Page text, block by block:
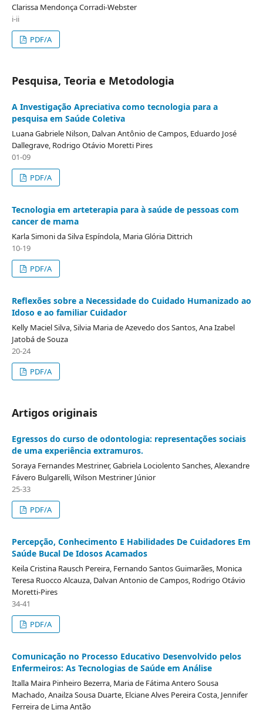
Clarissa Mendonça Corradi-Webster
i-ii
PDF/A
Pesquisa, Teoria e Metodologia
A Investigação Apreciativa como tecnologia para a
pesquisa em Saúde Coletiva
Luana Gabriele Nilson, Dalvan Antônio de Campos, Eduardo José
Dallegrave, Rodrigo Otávio Moretti Pires
01-09
PDF/A
Tecnologia em arteterapia para à saúde de pessoas com
cancer de mama
Karla Simoni da Silva Espíndola, Maria Glória Dittrich
10-19
PDF/A
Reflexões sobre a Necessidade do Cuidado Humanizado ao
Idoso e ao familiar Cuidador
Kelly Maciel Silva, Silvia Maria de Azevedo dos Santos, Ana Izabel
Jatobá de Souza
20-24
PDF/A
Artigos originais
Egressos do curso de odontologia: representações sociais
de uma experiência extramuros.
Soraya Fernandes Mestriner, Gabriela Lociolento Sanches, Alexandre
Fávero Bulgarelli, Wilson Mestriner Júnior
25-33
PDF/A
Percepção, Conhecimento E Habilidades De Cuidadores Em
Saúde Bucal De Idosos Acamados
Keila Cristina Rausch Pereira, Fernando Santos Guimarães, Monica
Teresa Ruocco Alcauza, Dalvan Antonio de Campos, Rodrigo Otávio
Moretti-Pires
34-41
PDF/A
Comunicação no Processo Educativo Desenvolvido pelos
Enfermeiros: As Tecnologias de Saúde em Análise
Italla Maira Pinheiro Bezerra, Maria de Fátima Antero Sousa
Machado, Anailza Sousa Duarte, Elciane Alves Pereira Costa, Jennifer
Ferreira de Lima Antão